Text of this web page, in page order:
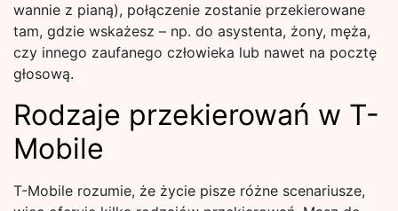
wannie z pianą), połączenie zostanie przekierowane
tam, gdzie wskażesz – np. do asystenta, żony, męża,
czy innego zaufanego człowieka lub nawet na pocztę
głosową.
Rodzaje przekierowań w T-
Mobile
T-Mobile rozumie, że życie pisze różne scenariusze,